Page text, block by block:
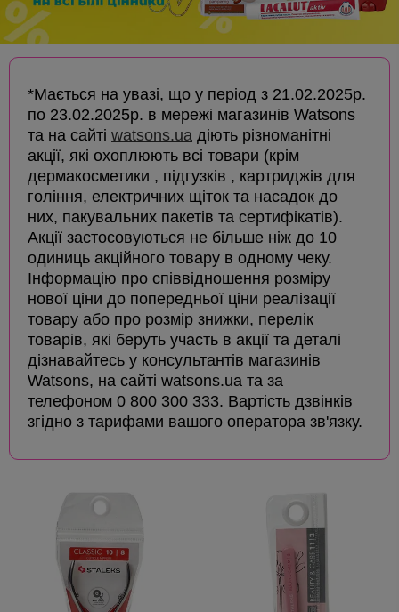
*Мається на увазі, що у період з 21.02.2025р.
по 23.02.2025р. в мережі магазинів Watsons
та на сайті watsons.ua діють різноманітні
акції, які охоплюють всі товари (крім
дермакосметики , підгузків , картриджів для
гоління, електричних щіток та насадок до
них, пакувальних пакетів та сертифікатів).
Акції застосовуються не більше ніж до 10
одиниць акційного товару в одному чеку.
Інформацію про співвідношення розміру
нової ціни до попередньої ціни реалізації
товару або про розмір знижки, перелік
товарів, які беруть участь в акції та деталі
дізнавайтесь у консультантів магазинів
Watsons, на сайті watsons.ua та за
телефоном 0 800 300 333. Вартість дзвінків
згідно з тарифами вашого оператора зв'язку.